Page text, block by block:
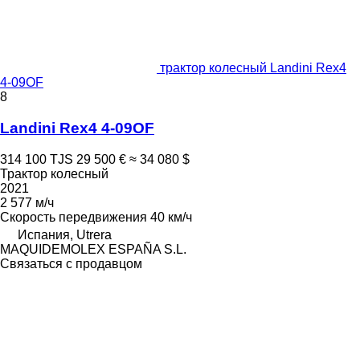
трактор колесный Landini Rex4
4-09OF
8
Landini Rex4 4-09OF
314 100 TJS 29 500 € ≈ 34 080 $
Трактор колесный
2021
2 577 м/ч
Скорость передвижения 40 км/ч
Испания, Utrera
MAQUIDEMOLEX ESPAÑA S.L.
Связаться с продавцом